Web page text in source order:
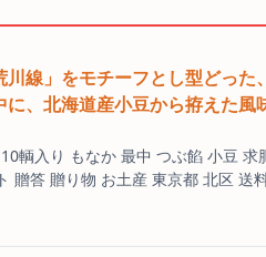
線」をモチーフとし型どった
、北海道産小豆から拵えた風
輌入り もなか 最中 つぶ餡 小豆
贈答 贈り物 お土産 東京都 北区 送